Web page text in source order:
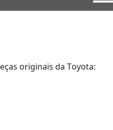
originais da Toyota: